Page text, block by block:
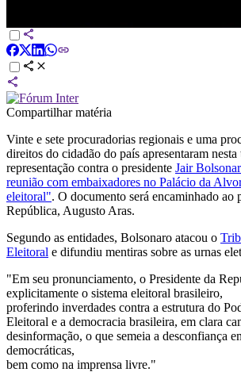
Compartilhar matéria
Vinte e sete procuradorias regionais e uma
direitos do cidadão do país apresentaram
representação contra o presidente Jair
reunião com embaixadores no Palácio da
eleitoral". O documento será encaminhado ao
República, Augusto Aras.
Segundo as entidades, Bolsonaro atacou o
Eleitoral e difundiu mentiras sobre as urnas
"Em seu pronunciamento, o Presidente da
explicitamente o sistema eleitoral brasileiro,
proferindo inverdades contra a estrutura do
Eleitoral e a democracia brasileira, em clara
desinformação, o que semeia a desconfiança
democráticas,
bem como na imprensa livre."